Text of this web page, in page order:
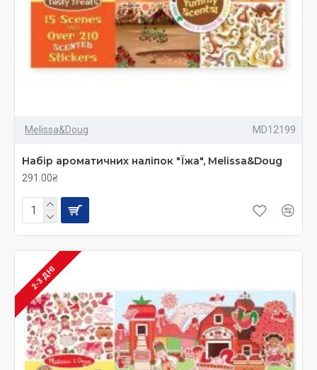
Melissa&Doug MD12199
Набір ароматичних наліпок "Їжа", Melissa&Doug
291.00₴
2-3 ДНІ